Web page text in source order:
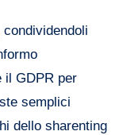
il GDPR per
semplici
dello sharenting